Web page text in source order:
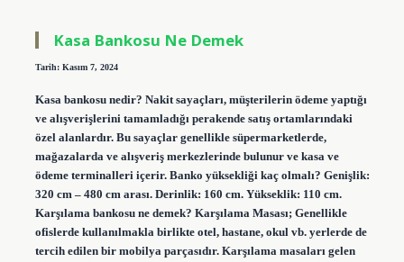
Kasa Bankosu Ne Demek
Tarih: Kasım 7, 2024
Kasa bankosu nedir? Nakit sayaçları, müşterilerin ödeme yaptığı
ve alışverişlerini tamamladığı perakende satış ortamlarındaki
özel alanlardır. Bu sayaçlar genellikle süpermarketlerde,
mağazalarda ve alışveriş merkezlerinde bulunur ve kasa ve
ödeme terminalleri içerir. Banko yüksekliği kaç olmalı? Genişlik:
320 cm – 480 cm arası. Derinlik: 160 cm. Yükseklik: 110 cm.
Karşılama bankosu ne demek? Karşılama Masası; Genellikle
ofislerde kullanılmakla birlikte otel, hastane, okul vb. yerlerde de
tercih edilen bir mobilya parçasıdır. Karşılama masaları gelen